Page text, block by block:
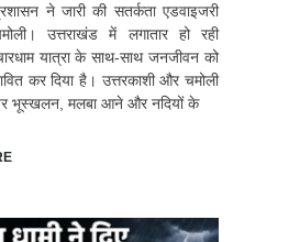
ने जारी की सतर्कता एडवाइजरी
चमोली। उत्तराखंड में लगातार हो रही
यात्रा के साथ-साथ जनजीवन को
कर दिया है। उत्तरकाशी और चमोली
भूस्खलन, मलबा आने और नदियों के